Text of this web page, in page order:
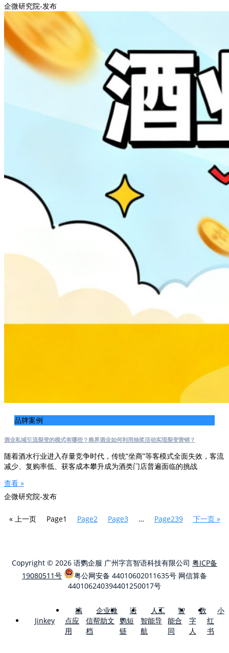
企微研究院-发布
品牌案例
酒业私域引流裂变的模式有哪些？粮界酒业如何利用抽奖活动实现裂变营销？
随着酒水行业进入存量竞争时代，传统“坐商”等客模式全面失效，客流
减少、复购率低、获客成本攀升成为酒类门店普遍面临的挑战
查看 »
企微研究院-发布
« 上一页 Page1 Page2 Page3 … Page239 下一页 »
Copyright © 2026 语鹦企服 广州字言智语科技有限公司 粤ICP备
19080511号
粤公网安备 44010602011635号 网信算备
440106240394401250017号
Jinkey
稿
点应
用
企业微
信帮助文
档
语
鹦短
链
人工
智能导
航
智
能合
同
数
字
人
小
红
书